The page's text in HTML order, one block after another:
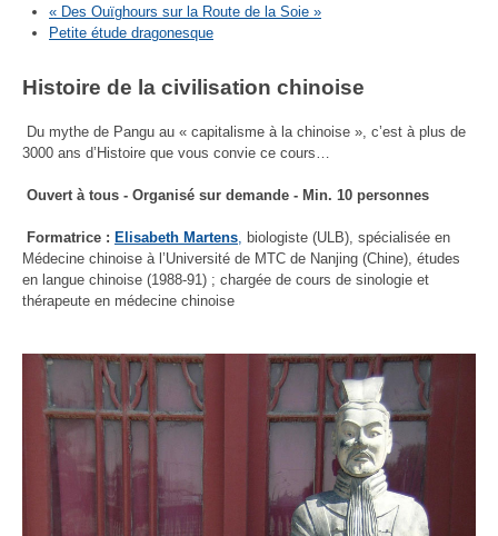
« Des Ouïghours sur la Route de la Soie »
Petite étude dragonesque
Histoire de la civilisation chinoise
Du mythe de Pangu au « capitalisme à la chinoise », c’est à plus de
3000 ans d’Histoire que vous convie ce cours…
Ouvert à tous - Organisé sur demande - Min. 10 personnes
Formatrice : Elisabeth Martens, biologiste (ULB), spécialisée en
Médecine chinoise à l’Université de MTC de Nanjing (Chine), études
en langue chinoise (1988-91) ; chargée de cours de sinologie et
thérapeute en médecine chinoise